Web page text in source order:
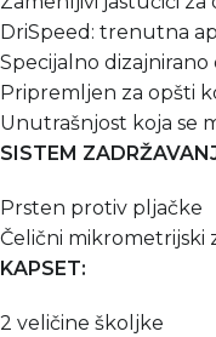
DriSpeed: trenutna
Specijalno
Pripremljen za opšti
Unutrašnjost koja se
SISTEM
Prsten protiv pljačke
Čelični mikrometrijski
KAPSET:
2 veličine školjke